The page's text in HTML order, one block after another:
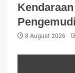
8 August 2026